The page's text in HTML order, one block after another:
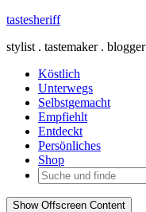
tastesheriff
stylist . tastemaker . blogger
Köstlich
Unterwegs
Selbstgemacht
Empfiehlt
Entdeckt
Persönliches
Shop
Show Offscreen Content